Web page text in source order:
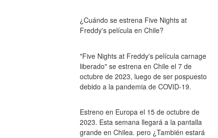
¿Cuándo se estrena Five Nights at
Freddy's película en Chile?
"Five Nights at Freddy's película carnage
liberado" se estrena en Chile el 7 de
octubre de 2023, luego de ser pospuesto
debido a la pandemia de COVID-19.
Estreno en Europa el 15 de octubre de
2023. Esta semana llegará a la pantalla
grande en Chilea. pero ¿También estará